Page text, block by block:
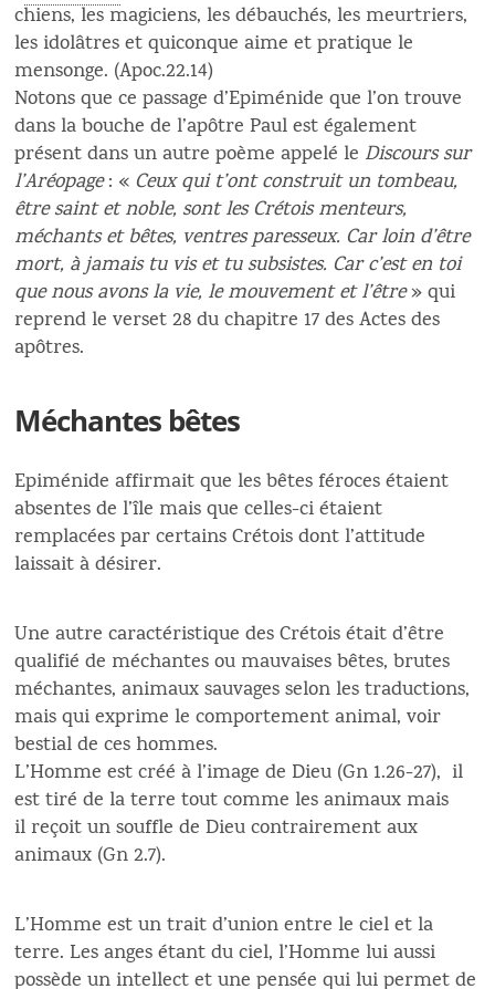
chiens, les magiciens, les débauchés, les meurtriers,
les idolâtres et quiconque aime et pratique le
mensonge. (Apoc.22.14)
Notons que ce passage d’Epiménide que l’on trouve
dans la bouche de l’apôtre Paul est également
présent dans un autre poème appelé le Discours sur
l’Aréopage: « Ceux qui t’ont construit un tombeau,
être saint et noble, sont les Crétois menteurs,
méchants et bêtes, ventres paresseux. Car loin d’être
mort, à jamais tu vis et tu subsistes. Car c’est en toi
que nous avons la vie, le mouvement et l’être» qui
reprend le verset 28 du chapitre 17 des Actes des
apôtres.
Méchantes bêtes
Epiménide affirmait que les bêtes féroces étaient
absentes de l’île mais que celles-ci étaient
remplacées par certains Crétois dont l’attitude
laissait à désirer.
Une autre caractéristique des Crétois était d’être
qualifié de méchantes ou mauvaises bêtes, brutes
méchantes, animaux sauvages selon les traductions,
mais qui exprime le comportement animal, voir
bestial de ces hommes.
L’Homme est créé à l’image de Dieu (Gn 1.26-27), il
est tiré de la terre tout comme les animaux mais
il reçoit un souffle de Dieu contrairement aux
animaux (Gn 2.7).
L’Homme est un trait d’union entre le ciel et la
terre. Les anges étant du ciel, l’Homme lui aussi
possède un intellect et une pensée qui lui permet de